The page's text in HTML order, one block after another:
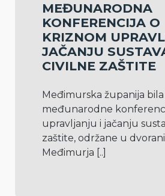
MEĐUNARODNA
KONFERENCIJA O
KRIZNOM
JAČANJU
CIVILNE ZAŠTITE
Međimurska županija
međunarodne
upravljanju i jačanju
zaštite, održane u
Međimurja [..]